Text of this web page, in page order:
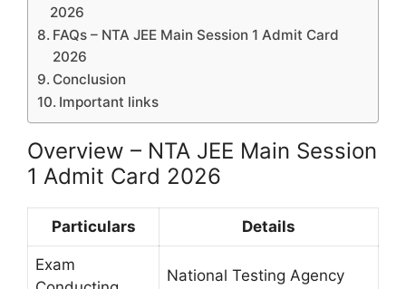
2026
FAQs – NTA JEE Main Session 1 Admit Card
2026
Conclusion
Important links
Overview – NTA JEE Main Session
1 Admit Card 2026
Particulars Details
Exam
National Testing Agency